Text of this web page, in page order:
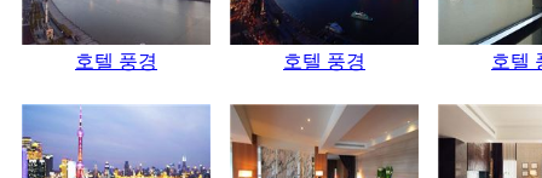
호텔 풍경 호텔 풍경 호텔